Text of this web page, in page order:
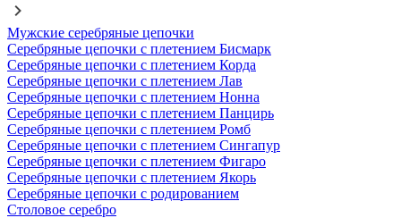
Мужские серебряные цепочки
Серебряные цепочки с плетением Бисмарк
Серебряные цепочки с плетением Корда
Серебряные цепочки с плетением Лав
Серебряные цепочки с плетением Нонна
Серебряные цепочки с плетением Панцирь
Серебряные цепочки с плетением Ромб
Серебряные цепочки с плетением Сингапур
Серебряные цепочки с плетением Фигаро
Серебряные цепочки с плетением Якорь
Серебряные цепочки с родированием
Столовое серебро